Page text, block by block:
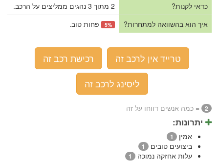
כדאי לקנות?
2 מתוך 3 נהגים ממליצים על הרכב.
איך הוא בהשוואה למתחרות?
5% פחות טוב.
טרייד אין לרכב זה
רכישת רכב זה
ליסינג לרכב זה
2 = כמה אנשים דווחו על זה
יתרונות:
אמין 1
ביצועים טובים 1
עלות אחזקה נמוכה 1